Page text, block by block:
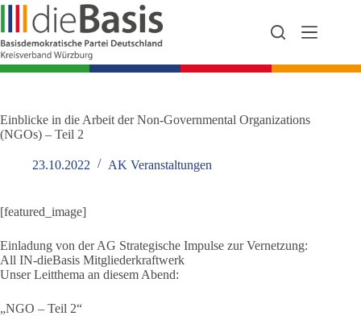
Zum
springen
Einblicke in die Arbeit der Non-Governmental Organizations
(NGOs) – Teil 2
23.10.2022 AK Veranstaltungen
[featured_image]
Einladung von der AG Strategische Impulse zur Vernetzung:
All IN-dieBasis Mitgliederkraftwerk
Unser Leitthema an diesem Abend:
„NGO – Teil 2“